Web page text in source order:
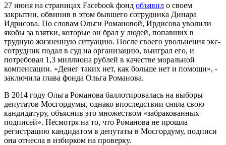
27 июня на страницах Facebook фонд объявил о своем
закрытии, обвинив в этом бывшего сотрудника Динара
Идрисова. По словам Ольги Романовой, Ирдисова уволили
якобы за взятки, которые он брал у людей, попавших в
трудную жизненную ситуацию. После своего увольнения экс-
сотрудник подал в суд на организацию, выиграл его, и
потребовал 1,3 миллиона рублей в качестве моральной
компенсации. «Денег таких нет, как больше нет и помощи», -
заключила глава фонда Ольга Романова.
В 2014 году Ольга Романова баллотировалась на выборы
депутатов Мосгордумы, однако впоследствии сняла свою
кандидатуру, объяснив это множеством «забракованных
подписей». Несмотря на то, что Романова не прошла
регистрацию кандидатом в депутаты в Мосгордуму, подписи
она отнесла в избирком на проверку.